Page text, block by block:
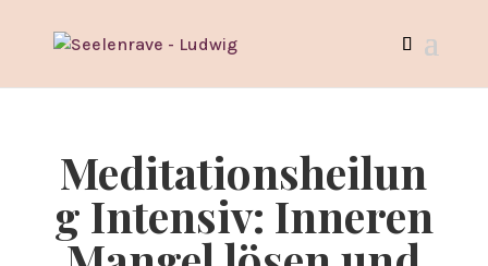
Meditationsheilun
g Intensiv: Inneren